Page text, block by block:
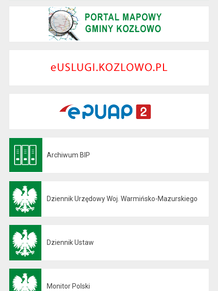
Archiwum BIP
Dziennik Urzędowy Woj. Warmińsko-Mazurskiego
Dziennik Ustaw
Monitor Polski